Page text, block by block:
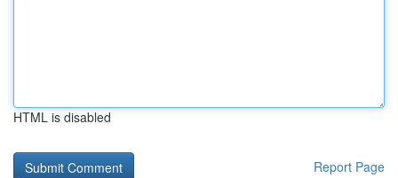
HTML is disabled
Report Page